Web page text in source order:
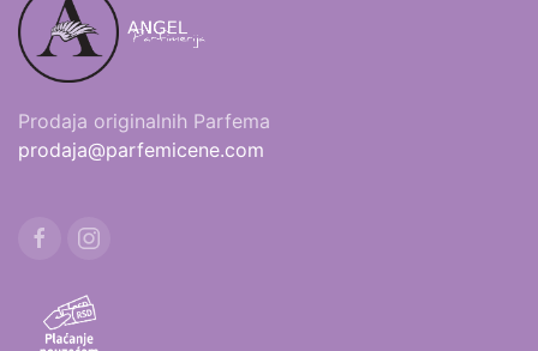
Prodaja originalnih Parfema
prodaja@parfemicene.com